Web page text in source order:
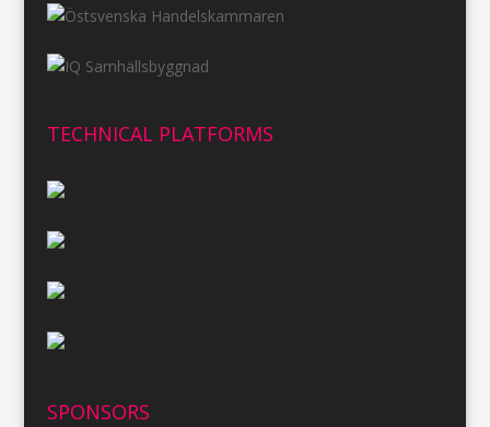
TECHNICAL PLATFORMS
SPONSORS